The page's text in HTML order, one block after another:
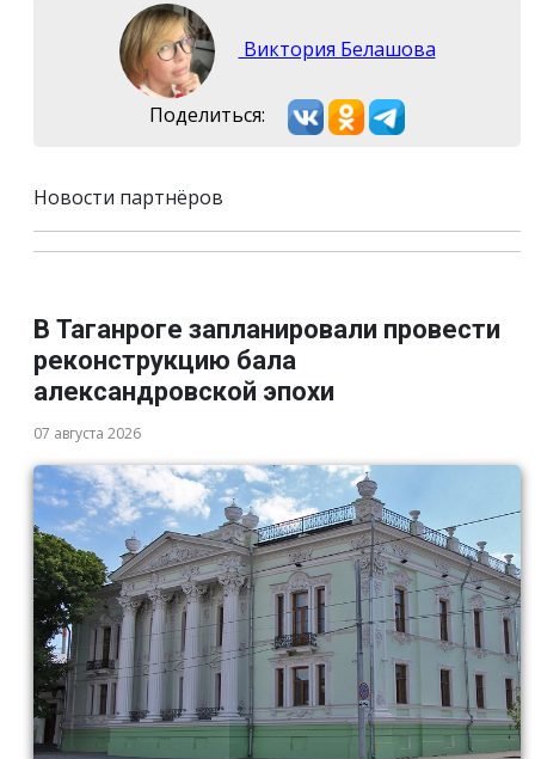
Виктория Белашова
Поделиться:
Новости партнёров
В Таганроге запланировали провести
реконструкцию бала
александровской эпохи
07 августа 2026